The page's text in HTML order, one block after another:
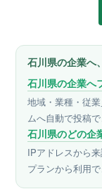
石川県の企業へ
石川県の企業へ
地域・業種・従
ムへ自動で投稿で
石川県のどの企
IPアドレスから
プランから利用で